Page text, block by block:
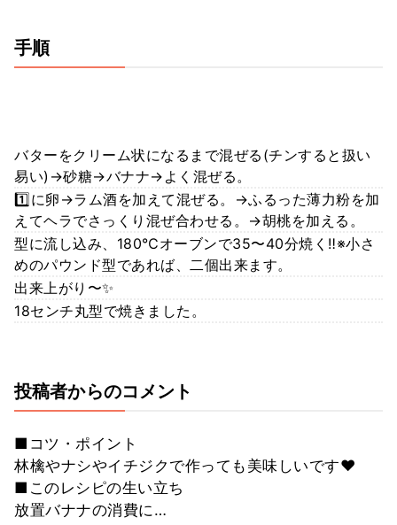
手順
バターをクリーム状になるまで混ぜる(チンすると扱い
易い)→砂糖→バナナ→よく混ぜる。
1️⃣に卵→ラム酒を加えて混ぜる。→ふるった薄力粉を加
えてヘラでさっくり混ぜ合わせる。→胡桃を加える。
型に流し込み、180℃オーブンで35〜40分焼く‼️※小さ
めのパウンド型であれば、二個出来ます。
出来上がり〜✨
18センチ丸型で焼きました。
投稿者からのコメント
■コツ・ポイント
林檎やナシやイチジクで作っても美味しいです♥️
■このレシピの生い立ち
放置バナナの消費に…